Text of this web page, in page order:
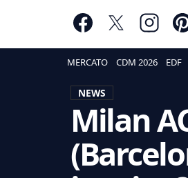
MERCATO CDM 2026 EDF
NEWS
Milan